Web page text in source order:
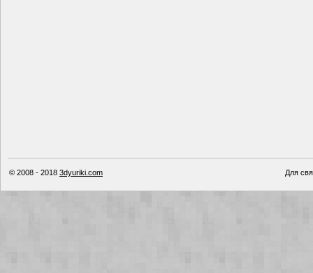
© 2008 - 2018 3dyuriki.com Для